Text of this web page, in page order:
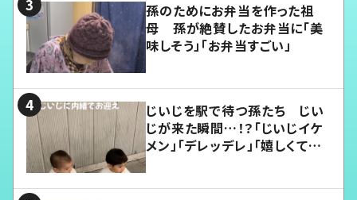
孫のためにお弁当を作った祖
母 孫が絶賛したお弁当に「美
味しそう」「お弁当すごい」
じいじを駅で待つ孫たち じい
じが来た瞬間…！？「じいじイケ
メン」「デレッデレ」「嬉しくて可